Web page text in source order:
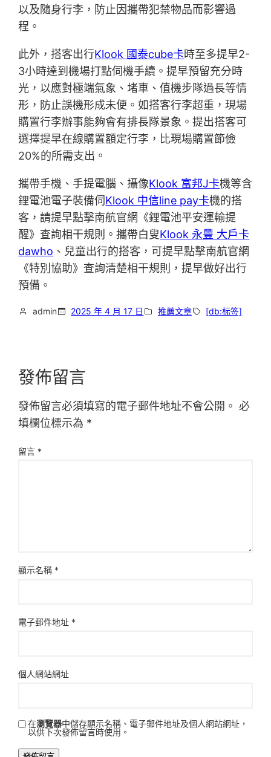
以及隨身行李，防止因攜帶犯禁物品而影響過
程。
此外，搭客出行Klook 國泰cube卡時至多提早2-
3小時達到機場打點伺機手續。提早預留充分時
光，以應對極端氣象、堵車、值機步隊過長等情
形，防止誤機形成未便。如搭客行李超重，現場
購置行李辦事能夠會有排長隊景象。提出搭客可
選擇提早在線購置額定行李，比現場購置節儉
20%的所需支出。
攜帶手機、手提電腦、攝像Klook 富邦J卡機等含
鋰電池電子裝備伺Klook 中信line pay卡機的搭
客，請提早點擊南航官網《鋰電池平安運輸提
醒》查詢相干規則。攜帶白叟Klook 永豐 大戶卡
dawho 、兒童出行的搭客，可提早點擊南航官網
《特別協助》查詢清楚相干規則，提早做好出行
預備。
admin 2025 年 4 月 17 日 推薦文章 [db:标签]
發佈留言
發佈留言必須填寫的電子郵件地址不會公開。 必
填欄位標示為 *
留言 *
顯示名稱 *
電子郵件地址 *
個人網站網址
在瀏覽器中儲存顯示名稱、電子郵件地址及個人網站網址，
以供下次發佈留言時使用。